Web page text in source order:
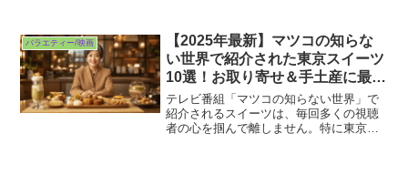
レのサマーシールド素材や、米国発のラ
ディクール素材など...
バラエティー/映画
【2025年最新】マツコの知らな
い世界で紹介された東京スイーツ
10選！お取り寄せ＆手土産に最適
な逸品を厳選
テレビ番組「マツコの知らない世界」で
紹介されるスイーツは、毎回多くの視聴
者の心を掴んで離しません。特に東京発